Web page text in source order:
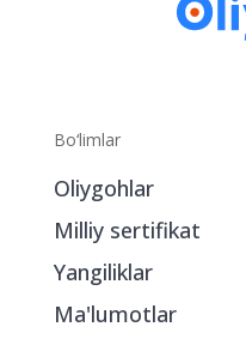
Bo‘limlar
Oliygohlar
Milliy sertifikat
Yangiliklar
Ma'lumotlar